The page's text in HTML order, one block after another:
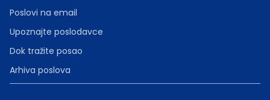
Poslovi na email
Upoznajte poslodavce
Dok tražite posao
Arhiva poslova